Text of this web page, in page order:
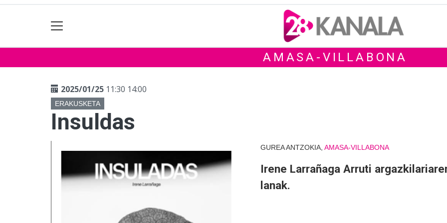
AMASA-VILLABONA
2025/01/25 11:30 14:00
ERAKUSKETA
Insuldas
GUREA ANTZOKIA, AMASA-VILLABONA
Irene Larrañaga Arruti
lanak.